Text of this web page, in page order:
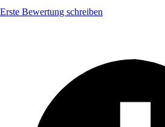
Erste Bewertung schreiben